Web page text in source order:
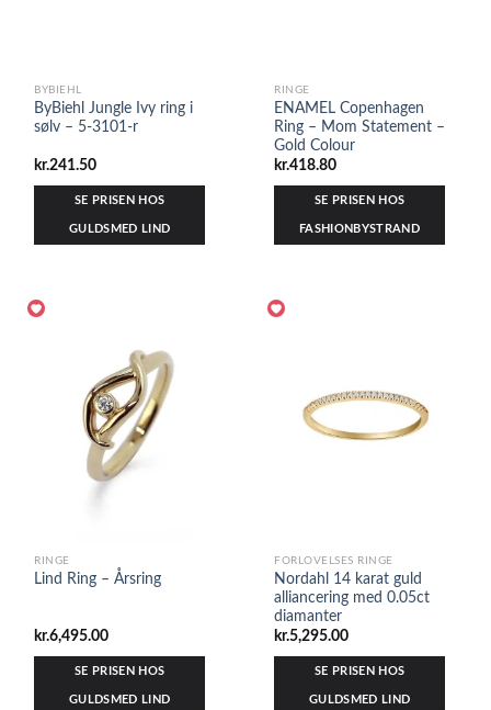
BYBIEHL
ByBiehl Jungle Ivy ring i
sølv – 5-3101-r
kr.241.50
SE PRISEN HOS
GULDSMED LIND
RINGE
ENAMEL Copenhagen
Ring – Mom Statement –
Gold Colour
kr.418.80
SE PRISEN HOS
FASHIONBYSTRAND
RINGE
Lind Ring – Årsring
kr.6,495.00
SE PRISEN HOS
GULDSMED LIND
FORLOVELSES RINGE
Nordahl 14 karat guld
alliancering med 0.05ct
diamanter
kr.5,295.00
SE PRISEN HOS
GULDSMED LIND